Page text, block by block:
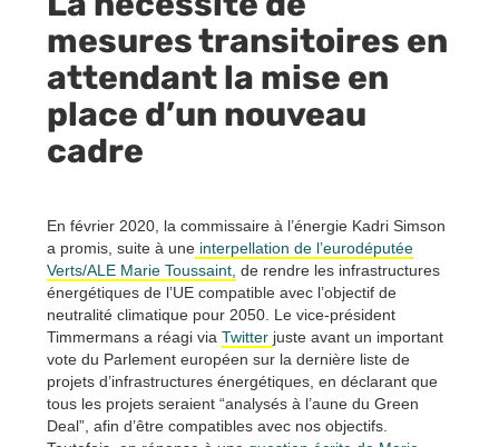
mesures transitoires en
attendant la mise en
place d’un nouveau
cadre
En février 2020, la commissaire à l’énergie Kadri Simson
a promis, suite à une interpellation de l’eurodéputée
Verts/ALE Marie Toussaint, de rendre les infrastructures
énergétiques de l’UE compatible avec l’objectif de
neutralité climatique pour 2050. Le vice-président
Timmermans a réagi via Twitter juste avant un important
vote du Parlement européen sur la dernière liste de
projets d’infrastructures énergétiques, en déclarant que
tous les projets seraient “analysés à l’aune du Green
Deal”, afin d’être compatibles avec nos objectifs.